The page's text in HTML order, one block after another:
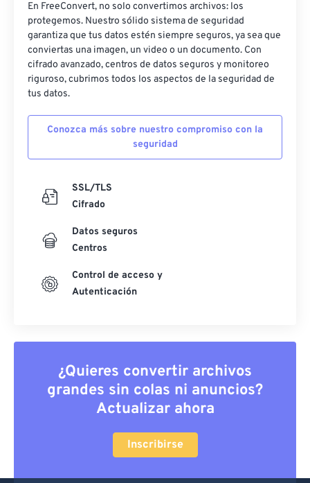
En FreeConvert, no solo convertimos archivos: los
protegemos. Nuestro sólido sistema de seguridad
garantiza que tus datos estén siempre seguros, ya sea que
conviertas una imagen, un video o un documento. Con
cifrado avanzado, centros de datos seguros y monitoreo
riguroso, cubrimos todos los aspectos de la seguridad de
tus datos.
Conozca más sobre nuestro compromiso con la
seguridad
SSL/TLS
Cifrado
Datos seguros
Centros
Control de acceso y
Autenticación
¿Quieres convertir archivos
grandes sin colas ni anuncios?
Actualizar ahora
Inscribirse